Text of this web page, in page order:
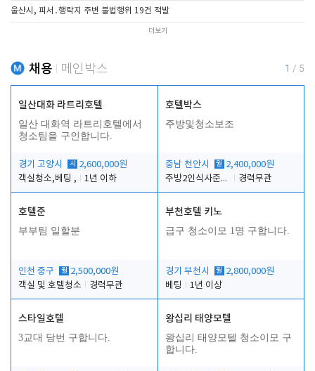
울산시, 피서․행락지 주변 불법행위 19건 적발
더보기
채용 메인박스 1 / 5
일산대화 라트리호텔
일산 대화역 라트리호텔에서
청소팀을 구인합니다.
경기 고양시 시
2,600,000원
객실청소,베팅 ,
1년 이하
호텔박스
주방및청소보조
충남 천안시 월 2,400,000원
주방2인식사준비및청소린렌보조
경력무관
호텔준
부부팀 일할분
인천 중구 월 2,500,000원
객실 및 호텔청소
경력무관
부천호텔 키노
급구 청소이모 1명 구합니다.
경기 부천시 월 2,800,000원
베팅
1년 이상
스타일호텔
3교대 당번 구합니다.
왕십리 태양모텔
왕십리 태양모텔 청소이모 구
합니다.